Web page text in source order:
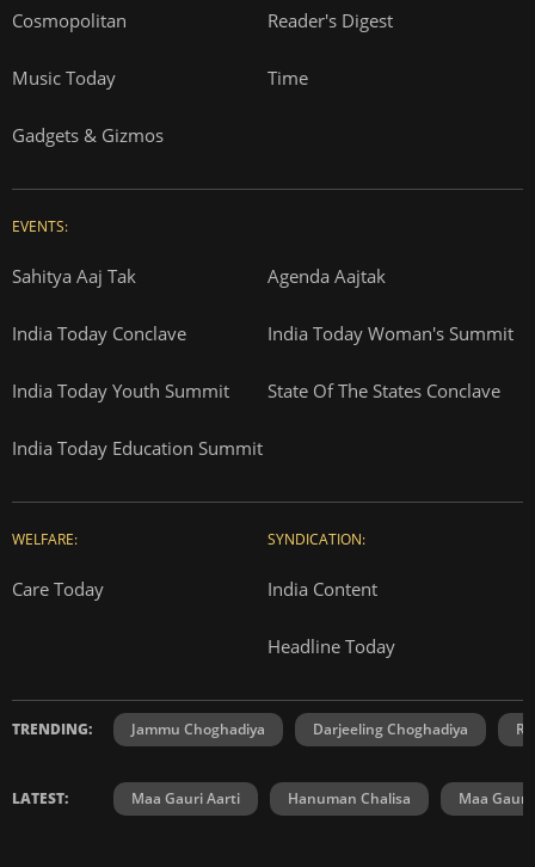
Cosmopolitan Reader's Digest
Music Today Time
Gadgets & Gizmos
EVENTS:
Sahitya Aaj Tak Agenda Aajtak
India Today Conclave India Today Woman's Summit
India Today Youth Summit State Of The States Conclave
India Today Education Summit
WELFARE:
Care Today
SYNDICATION:
India Content
Headline Today
TRENDING: Jammu Choghadiya Darjeeling Choghadiya
LATEST: Maa Gauri Aarti Hanuman Chalisa Maa Gauri